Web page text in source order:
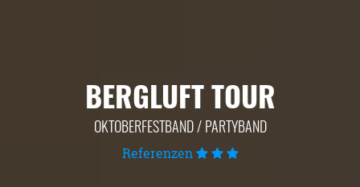
BERGLUFT TOUR
OKTOBERFESTBAND / PARTYBAND
Referenzen